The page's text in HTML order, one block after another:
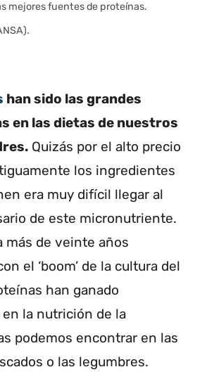
mejores fuentes de proteínas.
han sido las grandes
en las dietas de nuestros
Quizás por el alto precio
los ingredientes
era muy difícil llegar al
de este micronutriente.
más de veinte años
el ‘boom’ de la cultura del
han ganado
la nutrición de la
podemos encontrar en las
o las legumbres.